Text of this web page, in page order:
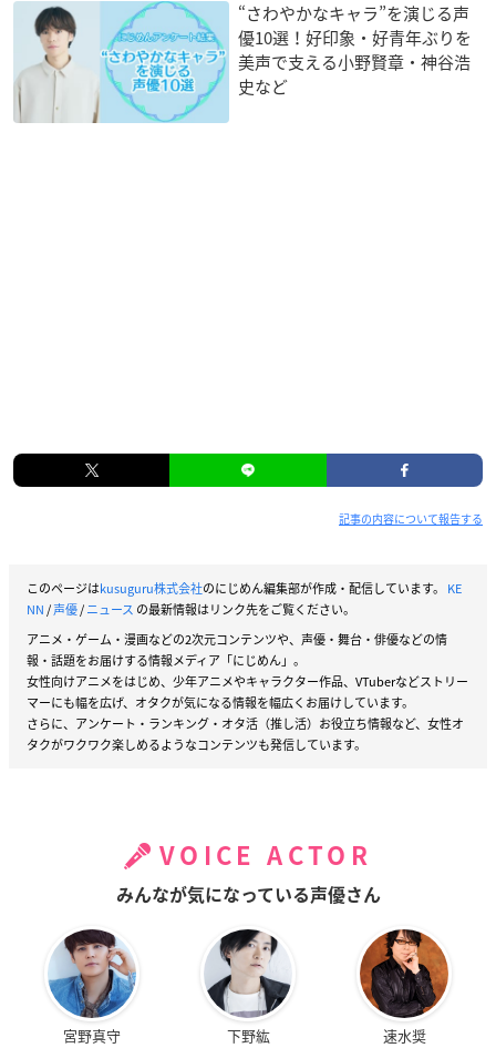
“さわやかなキャラ”を演じる声
優10選！好印象・好青年ぶりを
美声で支える小野賢章・神谷浩
史など
記事の内容について報告する
このページはkusuguru株式会社のにじめん編集部が作成・配信しています。 KE
NN/声優/ニュース の最新情報はリンク先をご覧ください。
アニメ・ゲーム・漫画などの2次元コンテンツや、声優・舞台・俳優などの情
報・話題をお届けする情報メディア「にじめん」。
女性向けアニメをはじめ、少年アニメやキャラクター作品、VTuberなどストリー
マーにも幅を広げ、オタクが気になる情報を幅広くお届けしています。
さらに、アンケート・ランキング・オタ活（推し活）お役立ち情報など、女性オ
タクがワクワク楽しめるようなコンテンツも発信しています。
VOICE ACTOR
みんなが気になっている声優さん
宮野真守 下野紘 速水奨